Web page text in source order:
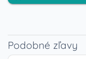
Podobné zľavy